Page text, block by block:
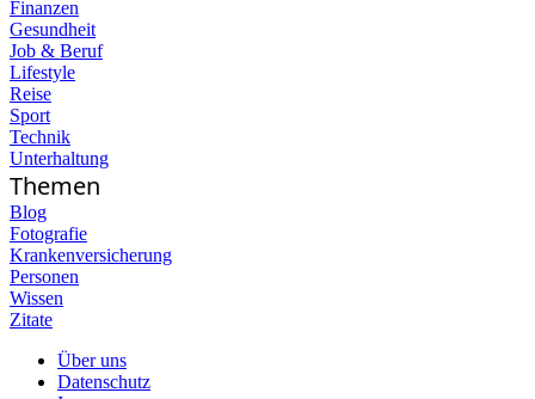
Finanzen
Gesundheit
Job & Beruf
Lifestyle
Reise
Sport
Technik
Unterhaltung
Themen
Blog
Fotografie
Krankenversicherung
Personen
Wissen
Zitate
Über uns
Datenschutz